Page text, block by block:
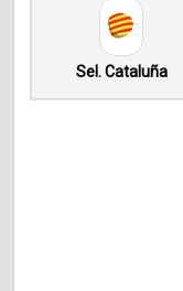
Sel. Cataluña